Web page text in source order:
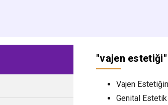
"vajen estetiği
Vajen
Genital